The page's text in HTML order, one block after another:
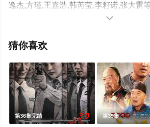
逸杰,方瑾,王嘉浩,韩芮莹,李籽诺,张大雷
绎的中国大陆电视剧，大结局剧情已揭晓
堂电影网，热播电视剧提前免费观看，更

猜你喜欢
第36集完结 3.0 第39集